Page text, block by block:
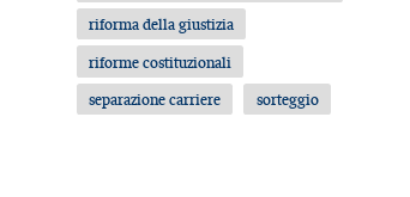
riforma della giustizia
riforme costituzionali
separazione carriere
sorteggio